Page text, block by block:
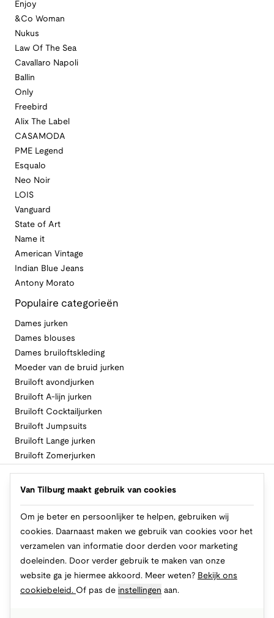
Enjoy
&Co Woman
Nukus
Law Of The Sea
Cavallaro Napoli
Ballin
Only
Freebird
Alix The Label
CASAMODA
PME Legend
Esqualo
Neo Noir
LOIS
Vanguard
State of Art
Name it
American Vintage
Indian Blue Jeans
Antony Morato
Populaire categorieën
Dames jurken
Dames blouses
Dames bruiloftskleding
Moeder van de bruid jurken
Bruiloft avondjurken
Bruiloft A-lijn jurken
Bruiloft Cocktailjurken
Bruiloft Jumpsuits
Bruiloft Lange jurken
Bruiloft Zomerjurken
Volg Van Tilburg
Van Tilburg maakt gebruik van cookies
Om je beter en persoonlijker te helpen, gebruiken wij
cookies. Daarnaast maken we gebruik van cookies voor het
verzamelen van informatie door derden voor marketing
doeleinden. Door verder gebruik te maken van onze
website ga je hiermee akkoord. Meer weten? Bekijk ons
cookiebeleid. Of pas de instellingen aan.